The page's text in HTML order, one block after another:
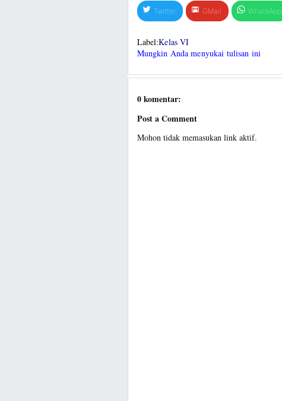
Twitter GMail WhatsApp
Label:Kelas VI
Mungkin Anda menyukai tulisan ini
0 komentar:
Post a Comment
Mohon tidak memasukan link aktif.